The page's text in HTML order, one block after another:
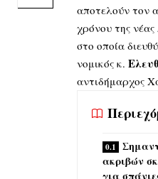
αποτελούν τον
χρόνου της νέας
στο οποία
νομικός κ.
αντιδήμαρχος
ακριβών
για